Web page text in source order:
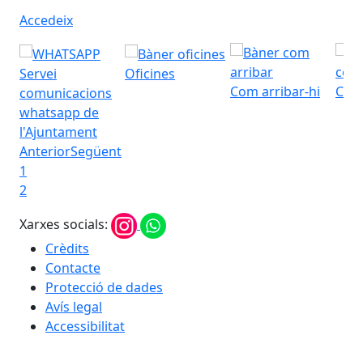
Accedeix
Servei
comunicacions
whatsapp de
l'Ajuntament
Oficines
Com arribar-hi
AnteriorSegüent
1
2
Xarxes socials:
Crèdits
Contacte
Protecció de dades
Avís legal
Accessibilitat